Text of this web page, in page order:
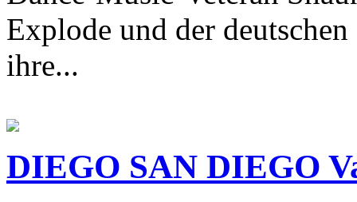
Explode und der
ihre...
DIEGO SAN DIEGO